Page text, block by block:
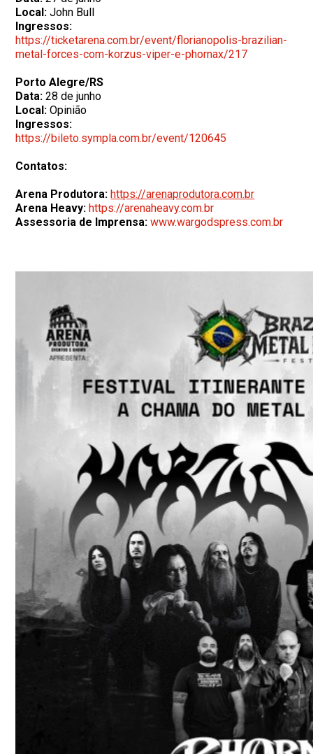
Local: John Bull
Ingressos:
https://ticketarena.com.br/event/florianopolis-brazilian-
metal-forces-com-korzus-viper-e-phornax/217
Porto Alegre/RS
Data: 28 de junho
Local: Opinião
Ingressos:
https://bileto.sympla.com.br/event/120645
Contatos:
Arena Produtora:https://arenaprodutora.com.br
Arena Heavy: https://arenaheavy.com.br
Assessoria de Imprensa:www.wargodspress.com.br